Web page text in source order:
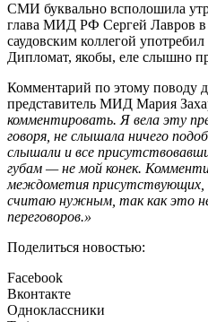
СМИ буквально всполошила
глава МИД РФ Сергей Лавров в
саудовским коллегой
Дипломат, якобы, еле слышно
Комментарий по этому поводу
представитель МИД Мария
комментировать. Я вела эту
говоря, не слышала ничего
слышали и все
губам — не мой конек.
междометия присутствующих,
считаю нужным, так как это
переговоров.»
Поделиться новостью:
Facebook
Вконтакте
Одноклассники